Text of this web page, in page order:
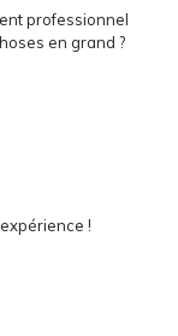
professionnel
en grand ?
!